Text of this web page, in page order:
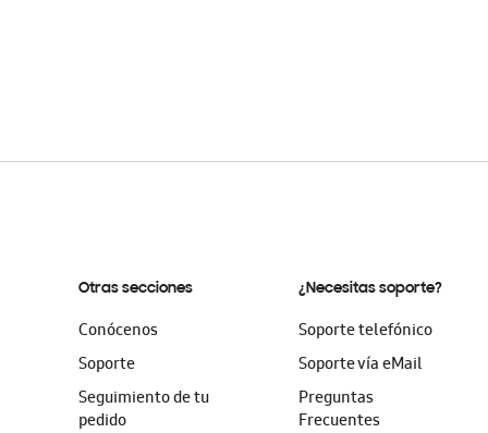
Otras secciones
Conócenos
Soporte
Seguimiento de tu
pedido
¿Necesitas soporte?
Soporte telefónico
Soporte vía eMail
Preguntas
Frecuentes